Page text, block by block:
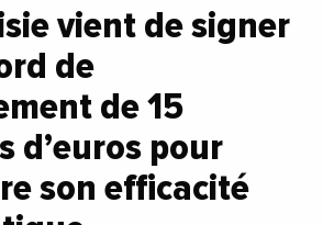
vient de signer
de
de 15
d’euros pour
son efficacité